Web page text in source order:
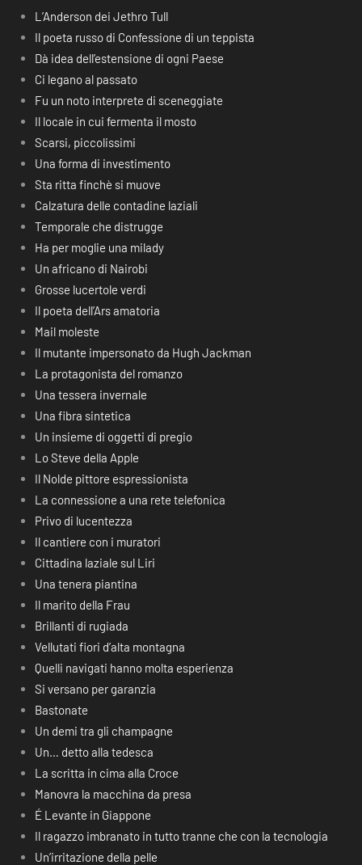
L’Anderson dei Jethro Tull
Il poeta russo di Confessione di un teppista
Dà idea dell’estensione di ogni Paese
Ci legano al passato
Fu un noto interprete di sceneggiate
Il locale in cui fermenta il mosto
Scarsi, piccolissimi
Una forma di investimento
Sta ritta finchè si muove
Calzatura delle contadine laziali
Temporale che distrugge
Ha per moglie una milady
Un africano di Nairobi
Grosse lucertole verdi
Il poeta dell’Ars amatoria
Mail moleste
Il mutante impersonato da Hugh Jackman
La protagonista del romanzo
Una tessera invernale
Una fibra sintetica
Un insieme di oggetti di pregio
Lo Steve della Apple
Il Nolde pittore espressionista
La connessione a una rete telefonica
Privo di lucentezza
Il cantiere con i muratori
Cittadina laziale sul Liri
Una tenera piantina
Il marito della Frau
Brillanti di rugiada
Vellutati fiori d’alta montagna
Quelli navigati hanno molta esperienza
Si versano per garanzia
Bastonate
Un demi tra gli champagne
Un… detto alla tedesca
La scritta in cima alla Croce
Manovra la macchina da presa
É Levante in Giappone
Il ragazzo imbranato in tutto tranne che con la tecnologia
Un’irritazione della pelle